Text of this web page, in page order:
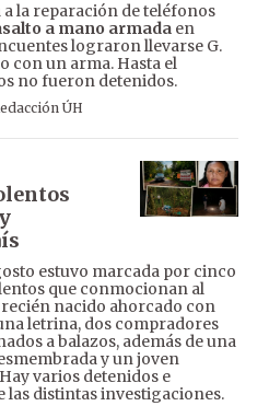
la reparación de teléfonos
a mano armada en
lograron llevarse G.
con un arma. Hasta el
no fueron detenidos.
ÚH
estuvo marcada por cinco
que conmocionan al
nacido ahorcado con
letrina, dos compradores
a balazos, además de una
y un joven
varios detenidos e
las distintas investigaciones.